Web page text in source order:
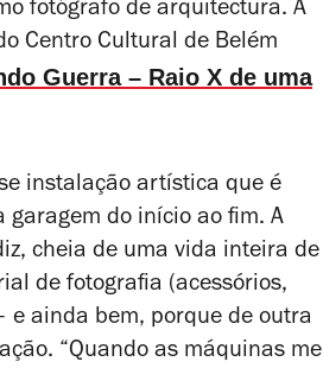
fotógrafo de arquitectura. A
Centro Cultural de Belém
Guerra – Raio X de uma
instalação artística que é
do início ao fim. A
cheia de uma vida inteira de
de fotografia (acessórios,
e ainda bem, porque de outra
“Quando as máquinas me